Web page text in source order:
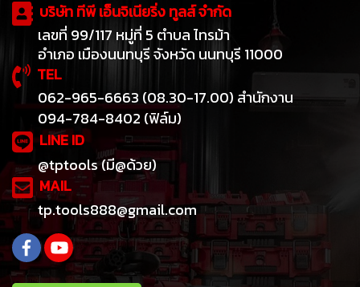
บริษัท ทีพี เอ็นจิเนียริ่ง ทูลส์ จำกัด
เลขที่ 99/117 หมู่ที่ 5 ตำบล ไทรม้า
อำเภอ เมืองนนทบุรี จังหวัด นนทบุรี 11000
TEL
062-965-6663 (08.30-17.00) สำนักงาน
094-784-8402 (ฟิล์ม)
LINE ID
@tptools (มี@ด้วย)
MAIL
tp.tools888@gmail.com